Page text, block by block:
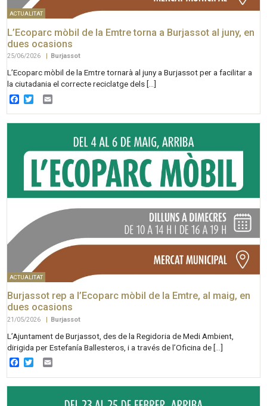
ACTUALITAT
L’Ecoparc mòbil de la Emtre torna a Burjassot al juny, en
dues ocasions
25/06/2026 | Burjassot
L’Ecoparc mòbil de la Emtre tornarà al juny a Burjassot per a facilitar a
la ciutadania el correcte reciclatge dels […]
Facebook
Twitter
ACTUALITAT
Burjassot rep a l’Ecoparc mòbil de la Emtre, al maig, en
dues ocasions
21/05/2026 | Burjassot
L’Ajuntament de Burjassot, des de la Regidoria de Medi Ambient,
dirigida per Estefanía Ballesteros, i a través de l’Oficina de […]
Facebook
Twitter